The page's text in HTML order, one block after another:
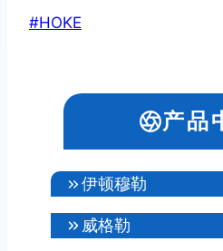
文
#HOKE
产品
伊顿穆勒
威格勒